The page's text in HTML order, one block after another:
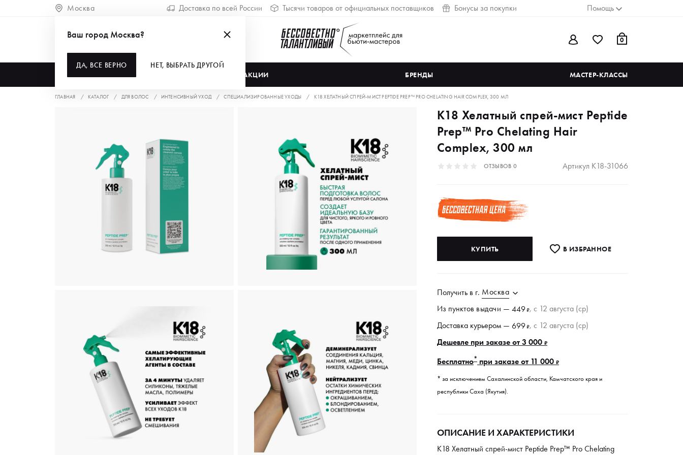
Москва Доставка по всей России Тысячи товаров от официальных поставщиков Бонусы за покупки Помощь
0
АКЦИИ БРЕНДЫ МАСТЕР-КЛАССЫ
Ваш город Москва?
ДА, ВСЕ ВЕРНО НЕТ, ВЫБРАТЬ ДРУГОЙ
ГЛАВНАЯ КАТАЛОГ ДЛЯ ВОЛОС ИНТЕНСИВНЫЙ УХОД СПЕЦИАЛИЗИРОВАННЫЕ УХОДЫ K18 ХЕЛАТНЫЙ СПРЕЙ-МИСТ PEPTIDE PREP™ PRO CHELATING HAIR COMPLEX, 300 МЛ
K18 Хелатный спрей-мист Peptide
Prep™ Pro Chelating Hair
Complex, 300 мл
ОТЗЫВОВ 0 Артикул K18-31066
КУПИТЬ В ИЗБРАННОE
Получить в г. Москва
Из пунктов выдачи —449₽, c 12 августа (ср)
Доставка курьером —699₽, c 12 августа (ср)
Дешевле при заказе от 3 000₽
Бесплатно* при заказе от 11 000₽
* за исключением Сахалинской области, Камчатского края и
республики Саха (Якутия).
ОПИСАНИЕ И ХАРАКТЕРИСТИКИ
K18 Хелатный спрей-мист Peptide Prep™ Pro Chelating